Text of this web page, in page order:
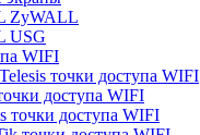
ZyWALL
USG
WIFI
точки доступа WIFI
доступа WIFI
точки доступа WIFI